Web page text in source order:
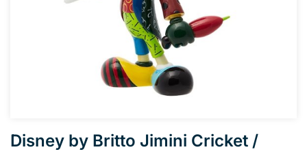
Disney by Britto Jimini Cricket /